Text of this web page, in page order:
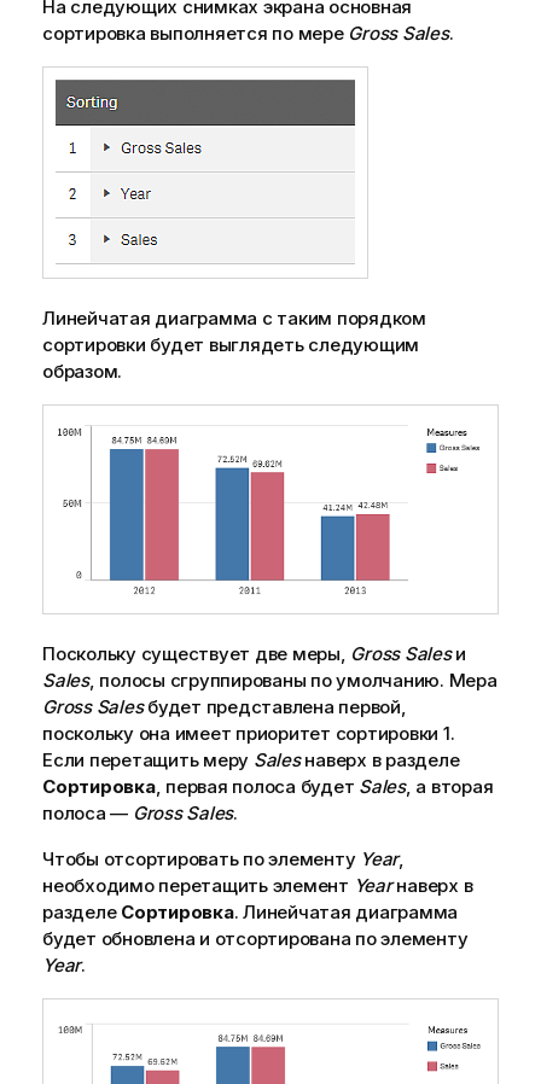
На следующих снимках экрана основная
сортировка выполняется по мере Gross Sales.
Линейчатая диаграмма с таким порядком
сортировки будет выглядеть следующим
образом.
Поскольку существует две меры, Gross Salesи
Sales, полосы сгруппированы по умолчанию. Мера
Gross Salesбудет представлена первой,
поскольку она имеет приоритет сортировки 1.
Если перетащить меру Salesнаверх в разделе
Сортировка, первая полоса будет Sales, а вторая
полоса — Gross Sales.
Чтобы отсортировать по элементу Year,
необходимо перетащить элемент Yearнаверх в
разделе Сортировка. Линейчатая диаграмма
будет обновлена и отсортирована по элементу
Year.